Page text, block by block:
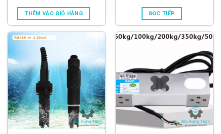
THÊM VÀO GIỎ HÀNG
20mA)
ĐỌC TIẾP